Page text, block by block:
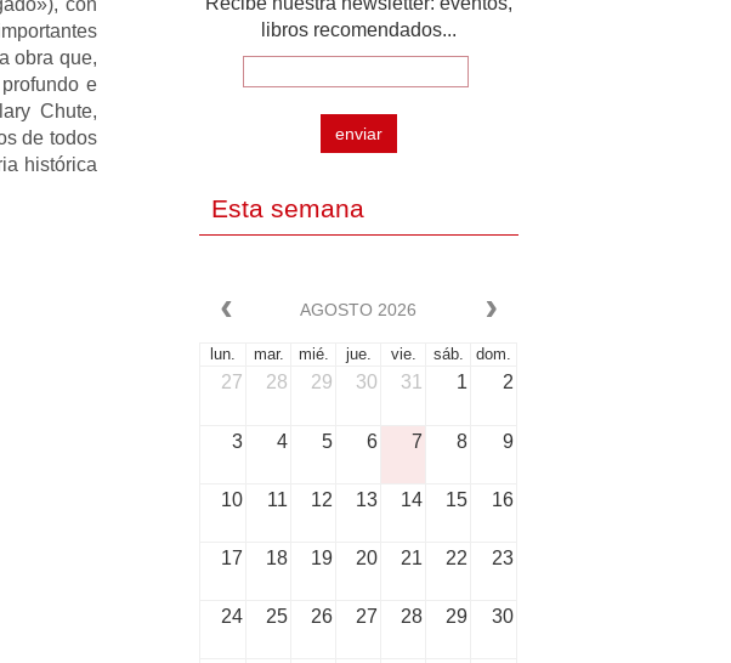
con
obra que,
e
Chute,
de todos
histórica
libros recomendados...
enviar
Esta semana
AGOSTO 2026
lun. mar. mié. jue. vie. sáb. dom.
27 28 29 30 31 1 2
3 4 5 6 7 8 9
10 11 12 13 14 15 16
17 18 19 20 21 22 23
24 25 26 27 28 29 30